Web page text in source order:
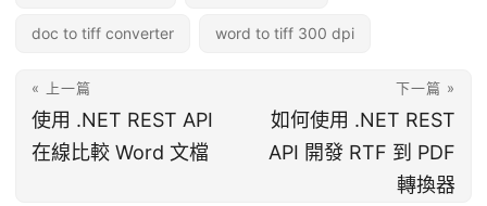
doc to tiff converter word to tiff 300 dpi
« 上一篇
使用 .NET REST API
在線比較 Word 文檔
下一篇 »
如何使用 .NET REST
API 開發 RTF 到 PDF
轉換器